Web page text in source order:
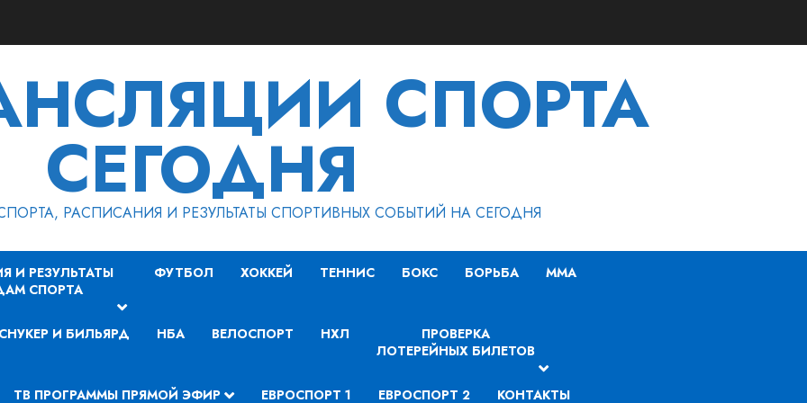
СПОРТА
СЕГОДНЯ
РАСПИСАНИЯ И РЕЗУЛЬТАТЫ СПОРТИВНЫХ СОБЫТИЙ НА СЕГОДНЯ
И РЕЗУЛЬТАТЫ
СПОРТА
ФУТБОЛ ХОККЕЙ ТЕННИС БОКС БОРЬБА MMA
СНУКЕР И БИЛЬЯРД НБА ВЕЛОСПОРТ НХЛ
ПРОВЕРКА
ЛОТЕРЕЙНЫХ БИЛЕТОВ
ТВ ПРОГРАММЫ ПРЯМОЙ ЭФИР ЕВРОСПОРТ 1 ЕВРОСПОРТ 2 КОНТАКТЫ